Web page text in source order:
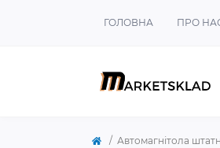
ГОЛОВНА ПРО
Автомагнітола